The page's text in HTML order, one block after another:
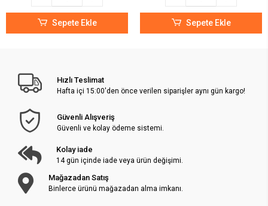
Sepete Ekle Sepete Ekle
Hızlı Teslimat
Hafta içi 15:00'den önce verilen siparişler aynı gün kargo!
Güvenli Alışveriş
Güvenli ve kolay ödeme sistemi.
Kolay iade
14 gün içinde iade veya ürün değişimi.
Mağazadan Satış
Binlerce ürünü mağazadan alma imkanı.